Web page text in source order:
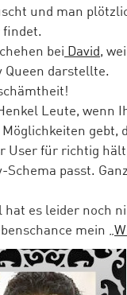
und man
findet.
bei David,
Queen darstellte.
Leute, wenn
Möglichkeiten gebt,
User für richtig
Schema passt.
hat es leider noch
mein